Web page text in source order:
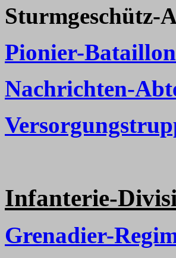
Sturmgeschütz-
Pionier-
Nachrichten-
Infanterie-
Grenadier-